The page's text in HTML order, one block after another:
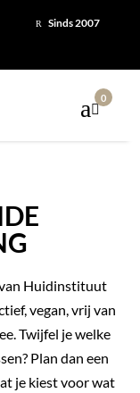
R Sinds 2007

0
Huidinstituut
vegan, vrij van
Twijfel je welke
Plan dan een
je kiest voor wat